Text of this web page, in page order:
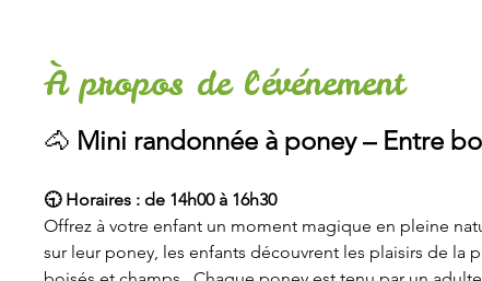
À propos de l'événement
🐴 Mini randonnée à poney – Entre
🕤 Horaires : de 14h00 à 16h30
Offrez à votre enfant un moment magique en pleine
sur leur poney, les enfants découvrent les plaisirs de la